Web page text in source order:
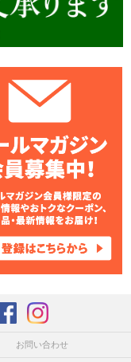
お問い合わせ